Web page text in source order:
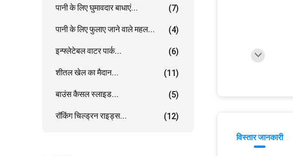
पानी के लिए घुमावदार बाधाएं... (7)
पानी के लिए फुलाए जाने वाले महल... (4)
इन्फ्लेटेबल वाटर पार्क... (6)
शीतल खेल का मैदान... (11)
बाउंस कैसल स्लाइड... (5)
रॉकिंग चिल्ड्रन राइड्स... (12)
विस्तार जानकारी